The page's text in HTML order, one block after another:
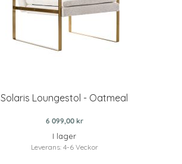
Solaris Loungestol - Oatmeal
6 099,00 kr
I lager
Leverans: 4-6 Veckor